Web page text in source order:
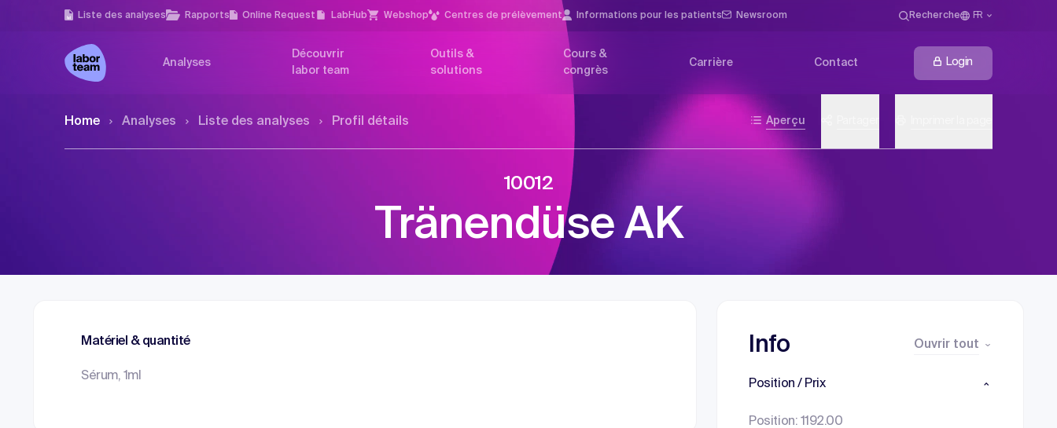
Liste des analyses Rapports Online Request LabHub Webshop Centres de prélèvement Infor­mations pour les patients Newsroom Recherche FR
Analyses
Découvrir
labor team
Outils &
solutions
Cours &
congrès
Carrière Contact Login
Home Analyses Liste des analyses Profil détails Aperçu
10012
Tränendüse AK
Matériel & quantité
Sérum, 1ml
Info Ouvrir tout
Position / Prix
Position: 1192.00